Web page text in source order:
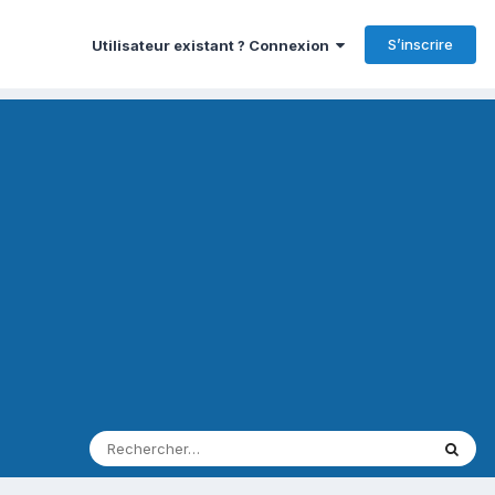
Utilisateur existant ? Connexion S’inscrire